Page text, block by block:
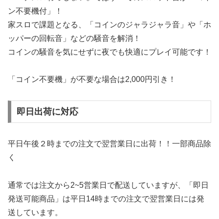
ン不要機付」！
家スロで課題となる、「コインのジャラジャラ音」や「ホ
ッパーの回転音」などの騒音を解消！
コインの騒音を気にせずに夜でも快適にプレイ可能です！
「コイン不要機」が不要な場合は2,000円引き！
即日出荷に対応
平日午後２時までの注文で翌営業日に出荷！！一部商品除
く
通常では注文から2~5営業日で配送していますが、「即日
発送可能商品」は平日14時までの注文で翌営業日には発
送しています。